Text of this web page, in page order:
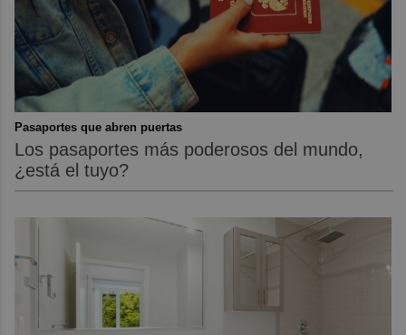
Pasaportes que abren puertas
Los pasaportes más poderosos del mundo,
¿está el tuyo?